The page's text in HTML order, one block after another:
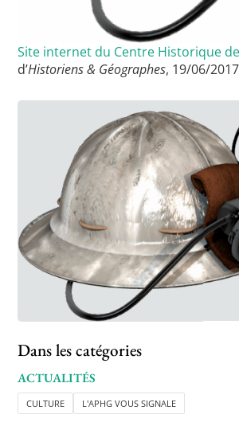
Site internet du Centre Historique
d’Historiens & Géographes, 19/06/
Dans les catégories
ACTUALITÉS
CULTURE L'APHG VOUS SIGNALE